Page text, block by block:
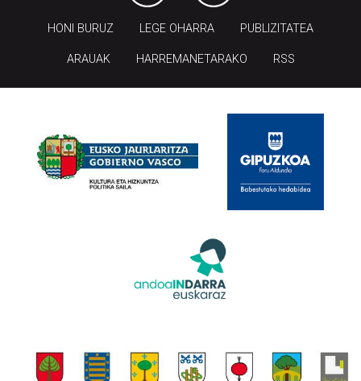
HONI BURUZ LEGE OHARRA PUBLIZITATEA
ARAUAK HARREMANETARAKO RSS